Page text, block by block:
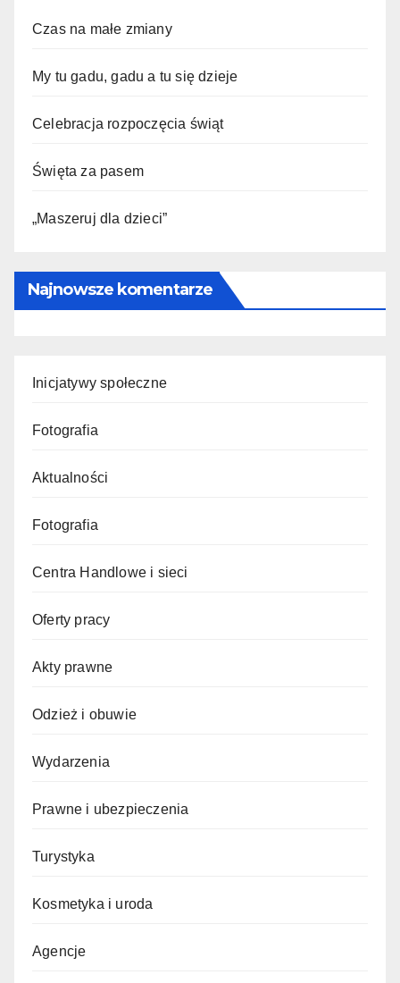
Czas na małe zmiany
My tu gadu, gadu a tu się dzieje
Celebracja rozpoczęcia świąt
Święta za pasem
„Maszeruj dla dzieci”
Najnowsze komentarze
Inicjatywy społeczne
Fotografia
Aktualności
Fotografia
Centra Handlowe i sieci
Oferty pracy
Akty prawne
Odzież i obuwie
Wydarzenia
Prawne i ubezpieczenia
Turystyka
Kosmetyka i uroda
Agencje